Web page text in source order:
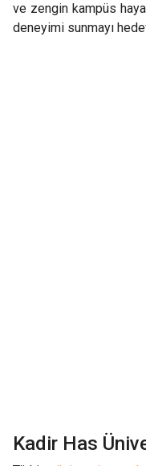
ve zengin kampüs
deneyimi sunmayı
Kadir Has